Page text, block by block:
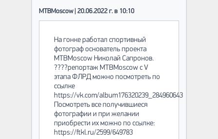
MTBMoscow | 20.06.2022 г. в 10:10
На гонке работал спортивный
фотограф основатель проекта
MTBMoscow Николай Сапронов.
????репортаж MTBMoscow c V
этапа ФЛРД можно посмотреть по
ссылке
https://vk.com/album176320239_284960643
Посмотреть все получившиеся
фотографии и при желании
приобрести их можно по ссылке:
https://ftkl.ru/2599/649783